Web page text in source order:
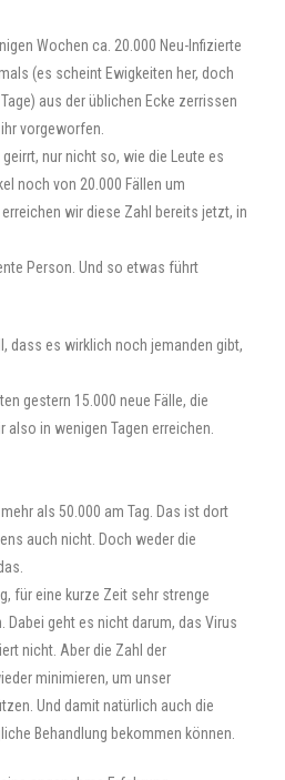
Wochen ca. 20.000 Neu-Infizierte
(es scheint Ewigkeiten her, doch
aus der üblichen Ecke zerrissen
vorgeworfen.
nur nicht so, wie die Leute es
noch von 20.000 Fällen um
wir diese Zahl bereits jetzt, in
Person. Und so etwas führt
dass es wirklich noch jemanden gibt,
gestern 15.000 neue Fälle, die
also in wenigen Tagen erreichen.
als 50.000 am Tag. Das ist dort
auch nicht. Doch weder die
für eine kurze Zeit sehr strenge
Dabei geht es nicht darum, das Virus
nicht. Aber die Zahl der
minimieren, um unser
Und damit natürlich auch die
Behandlung bekommen können.